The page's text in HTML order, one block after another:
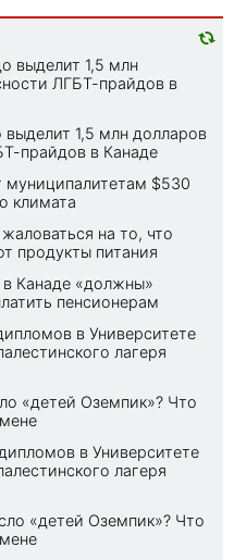
выделит 1,5 млн
ЛГБТ-прайдов в
1,5 млн долларов
прайдов в Канаде
муниципалитетам $530
климата
на то, что
продукты питания
Канаде «должны»
пенсионерам
в Университете
лагеря
«детей Оземпик»? Что
в Университете
лагеря
«детей Оземпик»? Что